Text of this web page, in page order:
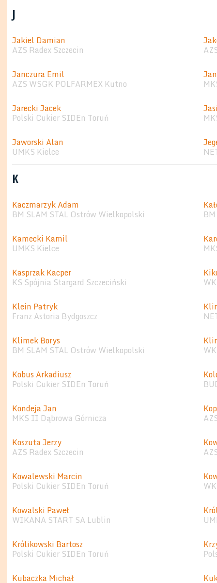
J
Jakiel Damian
AZS Radex Szczecin
Janczura Emil
AZS WSGK POLFARMEX Kutno
Jarecki Jacek
Polski Cukier SIDEn Toruń
Jaworski Alan
UMKS Kielce
K
Kaczmarzyk Adam
BM SLAM STAL Ostrów Wielkopolski
Kamecki Kamil
UMKS Kielce
Kasprzak Kacper
KS Spójnia Stargard Szczeciński
Klein Patryk
Franz Astoria Bydgoszcz
Klimek Borys
BM SLAM STAL Ostrów Wielkopolski
Kobus Arkadiusz
Polski Cukier SIDEn Toruń
Kondeja Jan
MKS II Dąbrowa Górnicza
Koszuta Jerzy
AZS Radex Szczecin
Kowalewski Marcin
Polski Cukier SIDEn Toruń
Kowalski Paweł
WIKANA START SA Lublin
Królikowski Bartosz
Polski Cukier SIDEn Toruń
Kubaczka Michał